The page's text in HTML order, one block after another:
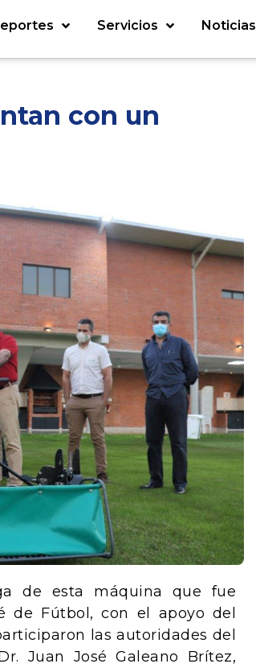
Servicios Noticias
con un
de esta máquina que fue
de Fútbol, con el apoyo del
las autoridades del
Juan José Galeano Brítez,